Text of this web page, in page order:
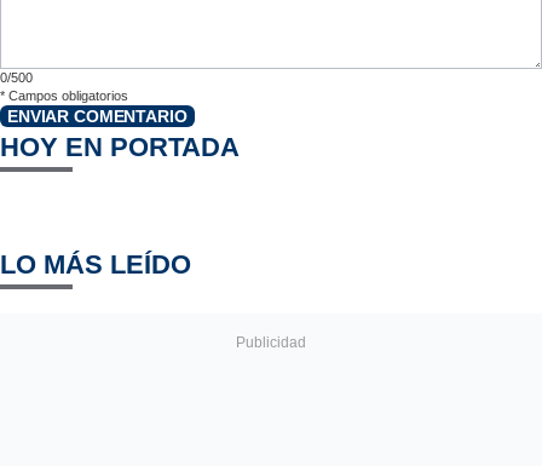
0/500
* Campos obligatorios
ENVIAR COMENTARIO
HOY EN PORTADA
LO MÁS LEÍDO